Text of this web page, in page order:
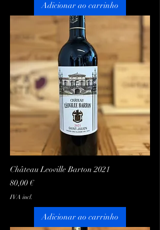
Adicionar ao carrinho
Château Leoville Barton 2021
Preço
80,00 €
IVA incl.
Adicionar ao carrinho